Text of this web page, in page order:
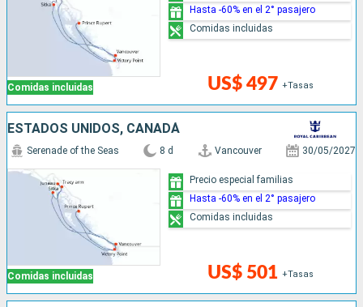
Comidas incluidas US$ 497 +Tasas
Hasta -60% en el 2° pasajero
Comidas incluidas
ESTADOS UNIDOS, CANADÁ
Comidas incluidas
Serenade of the Seas 8 d Vancouver 30/05/2027
US$ 501 +Tasas
Precio especial familias
Hasta -60% en el 2° pasajero
Comidas incluidas